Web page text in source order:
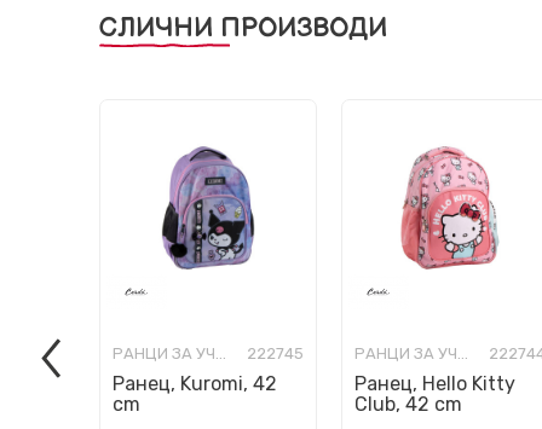
СЛИЧНИ ПРОИЗВОДИ
РАНЦИ ЗА УЧИЛИШТЕ 222745
Ранец, Kuromi, 42
cm
РАНЦИ ЗА УЧИЛИШТЕ
Ранец, Hello Kitty
Club, 42 cm